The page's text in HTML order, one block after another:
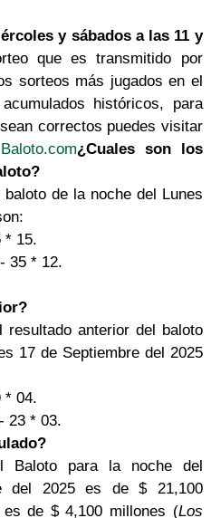
y sábados a las 11 y
que es transmitido por
sorteos más jugados en el
históricos, para
correctos puedes visitar
Baloto.com¿Cuales son los
de la noche del Lunes
* 15.
35 * 12.
resultado anterior del baloto
17 de Septiembre del 2025
* 04.
23 * 03.
Baloto para la noche del
del 2025 es de $ 21,100
de $ 4,100 millones (Los